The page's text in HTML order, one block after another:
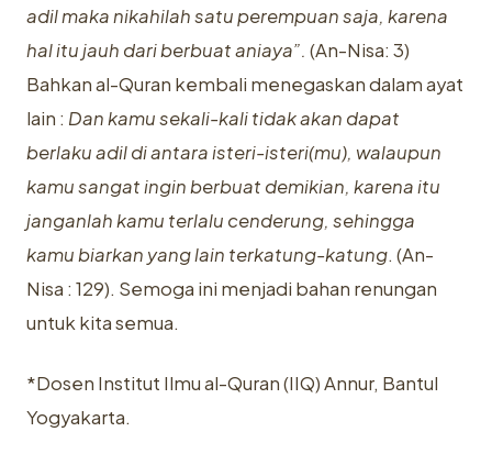
adil maka nikahilah satu perempuan saja, karena
hal itu jauh dari berbuat aniaya”. (An-Nisa: 3)
Bahkan al-Quran kembali menegaskan dalam ayat
lain : Dan kamu sekali-kali tidak akan dapat
berlaku adil di antara isteri-isteri(mu), walaupun
kamu sangat ingin berbuat demikian, karena itu
janganlah kamu terlalu cenderung, sehingga
kamu biarkan yang lain terkatung-katung. (An-
Nisa : 129). Semoga ini menjadi bahan renungan
untuk kita semua.
*Dosen Institut Ilmu al-Quran (IIQ) Annur, Bantul
Yogyakarta.